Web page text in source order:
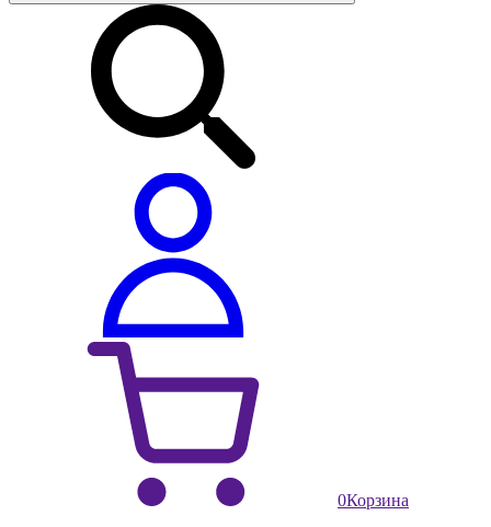
0Корзина